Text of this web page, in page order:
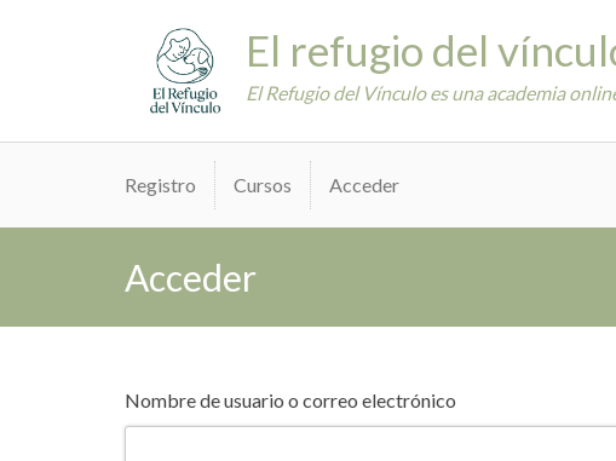
El refugio del
El Refugio del Vínculo es una academia
Registro Cursos Acceder
Acceder
Nombre de usuario o correo electrónico